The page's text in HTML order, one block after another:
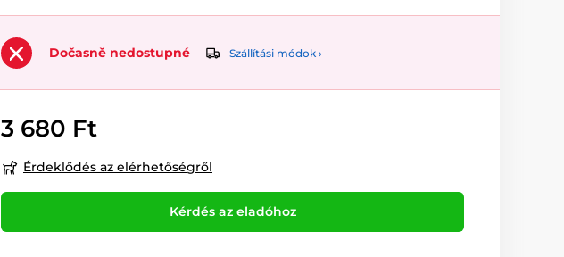
Dočasně nedostupné Szállítási módok ›
3 680 Ft
Érdeklődés az elérhetőségről
Kérdés az eladóhoz